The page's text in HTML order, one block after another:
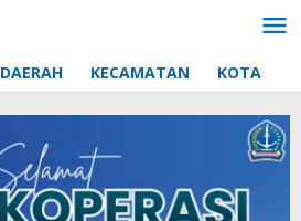
DAERAH KECAMATAN KOTA